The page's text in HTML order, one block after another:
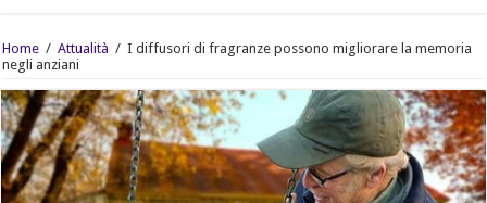
Home / Attualità / I diffusori di fragranze possono migliorare la memoria
negli anziani